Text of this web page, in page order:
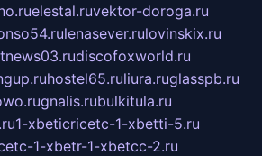
elestal.ruvektor-doroga.ru
lenasever.rulovinskix.ru
discofoxworld.ru
hostel65.ruliura.ruglasspb.ru
gnalis.rubulkitula.ru
1-xbeticricetc-1-xbetti-5.ru
1-xbetr-1-xbetcc-2.ru